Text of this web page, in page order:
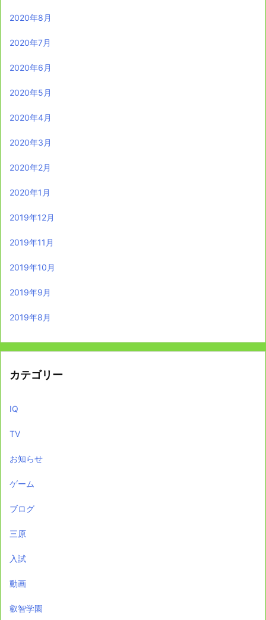
2020年8月
2020年7月
2020年6月
2020年5月
2020年4月
2020年3月
2020年2月
2020年1月
2019年12月
2019年11月
2019年10月
2019年9月
2019年8月
カテゴリー
IQ
TV
お知らせ
ゲーム
ブログ
三原
入試
動画
叡智学園